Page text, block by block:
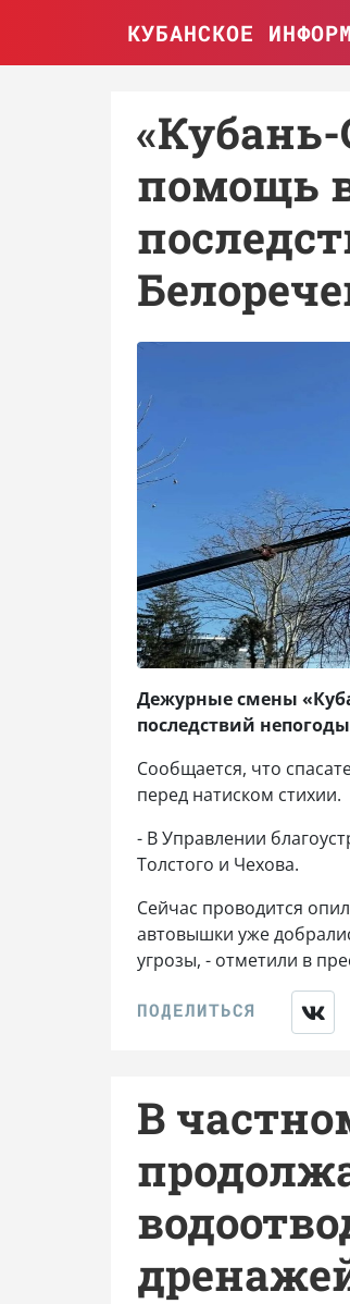
КУБАНСКОЕ
помощь
Дежурные смены
последствий
Сообщается, что
перед натиском стихии.
- В Управлении
Толстого и Чехова.
Сейчас проводится
автовышки уже
угрозы, - отметили в
В